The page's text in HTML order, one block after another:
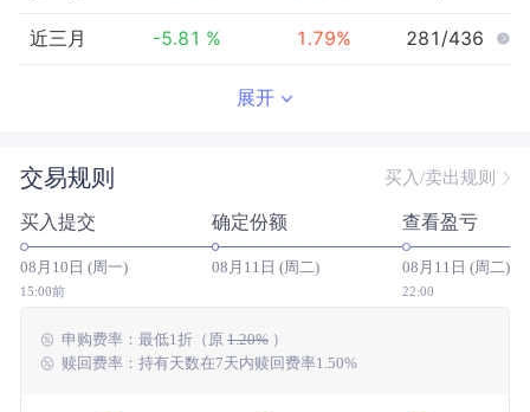
近三月 -5.81 % 1.79% 281/436
近三年 249/284
近五年 -- 0.00% --/--
今年以来 367/423
成立以来 -21.58%
展开
交易规则 买入/卖出规则
买入提交
08月10日 (周一)
15:00前
确定份额
08月11日 (周二)
查看盈亏
08月11日 (周二)
22:00
申购费率： 最低1折（原 1.20%）
赎回费率：持有天数在7天内赎回费率1.50%